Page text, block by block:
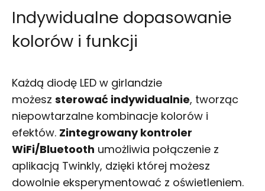
Indywidualne dopasowanie
kolorów i funkcji
Każdą diodę LED w girlandzie
możesz sterować indywidualnie, tworząc
niepowtarzalne kombinacje kolorów i
efektów. Zintegrowany kontroler
WiFi/Bluetooth umożliwia połączenie z
aplikacją Twinkly, dzięki której możesz
dowolnie eksperymentować z oświetleniem.